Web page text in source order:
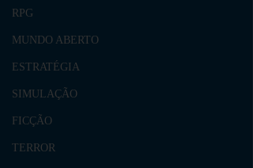
RPG
MUNDO ABERTO
ESTRATÉGIA
SIMULAÇÃO
FICÇÃO
TERROR